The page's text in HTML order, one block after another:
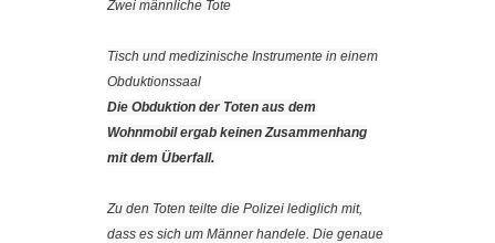
Zwei männliche Tote
Tisch und medizinische Instrumente in einem
Obduktionssaal
Die Obduktion der Toten aus dem
Wohnmobil ergab keinen Zusammenhang
mit dem Überfall.
Zu den Toten teilte die Polizei lediglich mit,
dass es sich um Männer handele. Die genaue